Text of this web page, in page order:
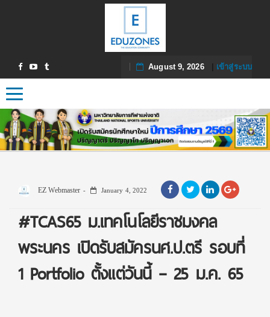
August 9, 2026| เข้าสู่ระบบ
Toggle navigation
EZ Webmaster January 4, 2022
#TCAS65 ม.เทคโนโลยีราชมงคล
พระนคร เปิดรับสมัครนศ.ป.ตรี รอบที่
1 Portfolio ตั้งแต่วันนี้ – 25 ม.ค. 65